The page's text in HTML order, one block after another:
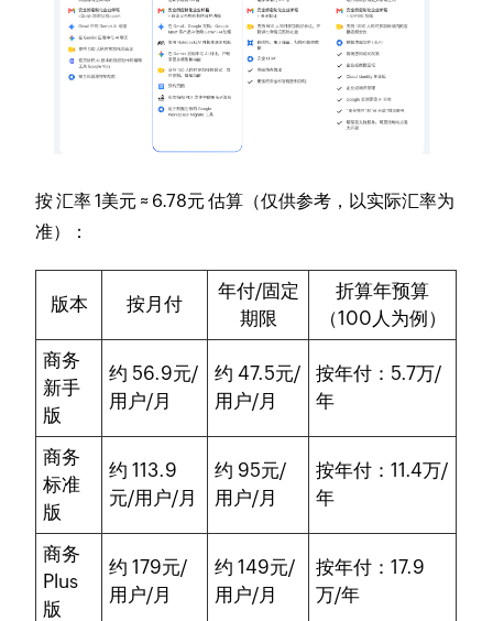
按汇率 1美元 ≈ 6.78元 估算（仅供参考，以实际汇率为
准）：
版本 按月付
年付/固定
期限
折算年预算
（100人为例）
商务
新手
版
约 56.9元/
用户/月
约47.5元/
用户/月
按年付： 5.7万/
年
商务
标准
版
约113.9
元/用户/月
约 95元/
用户/月
按年付：11.4万/
年
商务
Plus
版
约179元/
用户/月
约149元/
用户/月
按年付：17.9
万/年